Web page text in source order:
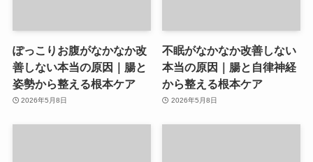
ぽっこりお腹がなかなか改
善しない本当の原因｜腸と
姿勢から整える根本ケア
2026年5月8日
不眠がなかなか改善しない
本当の原因｜腸と自律神経
から整える根本ケア
2026年5月8日